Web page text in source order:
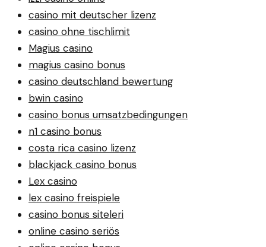
casino mit deutscher lizenz
casino ohne tischlimit
Magius casino
magius casino bonus
casino deutschland bewertung
bwin casino
casino bonus umsatzbedingungen
n1 casino bonus
costa rica casino lizenz
blackjack casino bonus
Lex casino
lex casino freispiele
casino bonus siteleri
online casino seriös